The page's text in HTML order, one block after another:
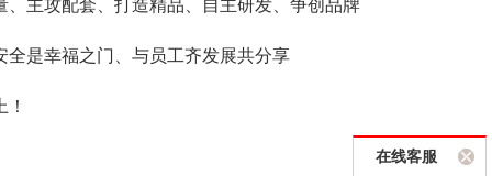
、主攻配套、打造精品、自主研发、争创品牌
全是幸福之门、与员工齐发展共分享
在线客服